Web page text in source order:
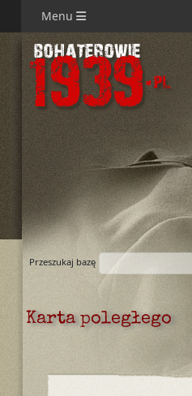
Menu
Przeszukaj bazę
Karta poległego